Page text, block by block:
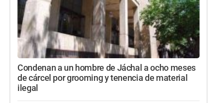
Condenan a un hombre de Jáchal a ocho meses
de cárcel por grooming y tenencia de material
ilegal